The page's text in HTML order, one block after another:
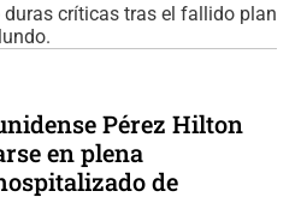
críticas tras el fallido plan
Pérez Hilton
en plena
de